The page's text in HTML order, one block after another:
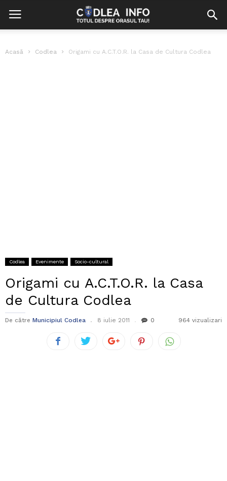
Acasă Codlea Origami cu A.C.T.O.R. la Casa de Cultura Codlea
Codlea Evenimente Socio-cultural
Origami cu A.C.T.O.R. la Casa
de Cultura Codlea
De către Municipiul Codlea 8 iulie 2011 0 964 vizualizari